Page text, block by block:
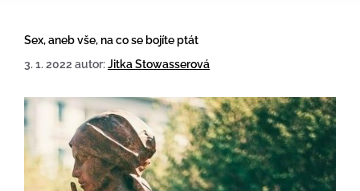
Sex, aneb vše, na co se bojíte ptát
3. 1. 2022 autor:Jitka Stowasserová